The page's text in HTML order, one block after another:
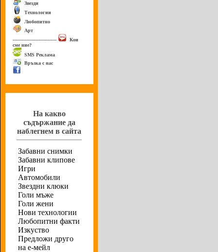
Звезди
Технологии
Любопитно
Арт
------------------------------
Кои
сме ние?
SMS Реклама
Връзка с нас
На какво
съдържание да
наблегнем в сайта
Забавни снимки
Забавни клипове
Игри
Автомобили
Звездни клюки
Голи мъже
Голи жени
Нови технологии
Любопитни факти
Изкуство
Предложи друго
на е-мейл